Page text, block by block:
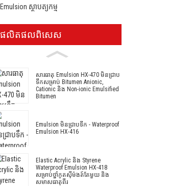
Emulsion ស្ថាបត្យកម្ម
ផលិតផល​ពិសេស
សារធាតុ Emulsion HX-470 មិនជ្រាប
ទឹកសម្រាប់ Bitumen Anionic,
Cationic និង Non-ionic Emulsified
Bitumen
Emulsion មិនជ្រាបទឹក - Waterproof
Emulsion HX-416
Elastic Acrylic និង Styrene
Waterproof Emulsion HX-418
សម្រាប់ថ្នាំកូតស៊ីម៉ងត៍តែមួយ និង
សមាសធាតុពីរ